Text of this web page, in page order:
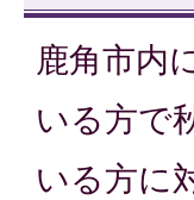
鹿角市内
いる方で
いる方に